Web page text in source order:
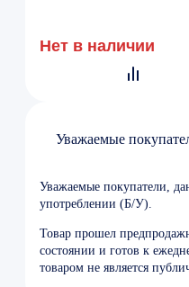
Нет в наличии
Уважаемые
Уважаемые покупатели,
употреблении (Б/У).
Товар прошел
состоянии и готов к
товаром не является